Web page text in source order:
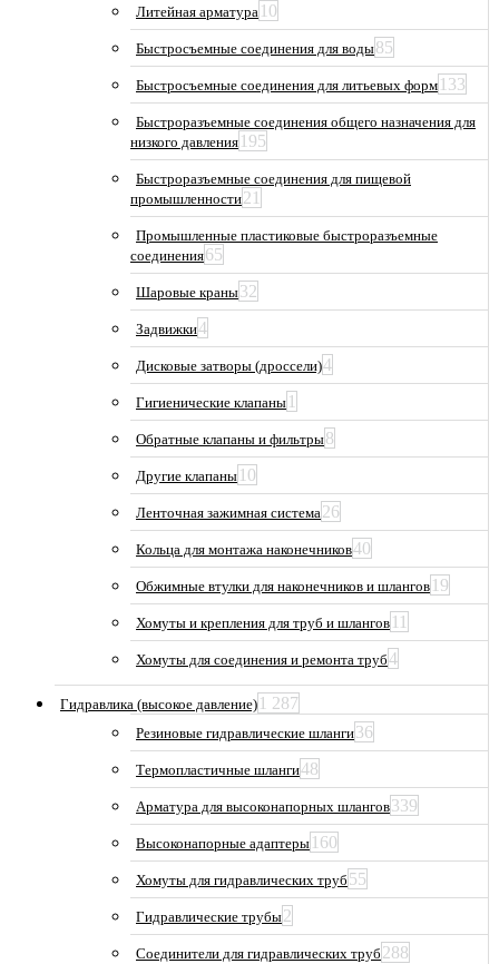
Литейная арматура 10
Быстросъемные соединения для воды85
Быстросъемные соединения для литьевых форм 133
Быстроразъемные соединения общего назначения для
низкого давления 195
Быстроразъемные соединения для пищевой
промышленности21
Промышленные пластиковые быстроразъемные
соединения65
Шаровые краны32
Задвижки4
Дисковые затворы (дроссели)4
Гигиенические клапаны 1
Обратные клапаны и фильтры8
Другие клапаны 10
Ленточная зажимная система26
Кольца для монтажа наконечников40
Обжимные втулки для наконечников и шлангов 19
Хомуты и крепления для труб и шлангов 11
Хомуты для соединения и ремонта труб4
Гидравлика (высокое давление) 1 287
Резиновые гидравлические шланги36
Термопластичные шланги48
Арматура для высоконапорных шлангов339
Высоконапорные адаптеры 160
Хомуты для гидравлических труб 55
Гидравлические трубы2
Соединители для гидравлических труб 288